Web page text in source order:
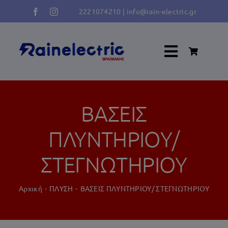
Μετάβαση
στο
περιεχόμενο
2221074210 | info@rain-electric.gr
Toggle
Ψύξη Κατάψυξη
ΒΑΣΕΙΣ
ΠΛΥΝΤΗΡΙΟΥ/
ΣΤΕΓΝΩΤΗΡΙΟΥ
Αρχική ΠΛΥΣΗ ΒΑΣΕΙΣ ΠΛΥΝΤΗΡΙΟΥ/ ΣΤΕΓΝΩΤΗΡΙΟΥ